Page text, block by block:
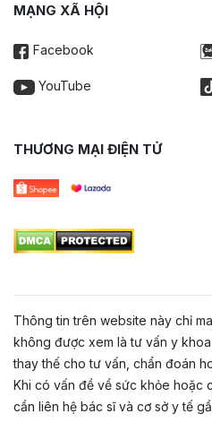
MẠNG XÃ HỘI
Facebook
YouTube
THƯƠNG MẠI ĐIỆN TỬ
Thông tin trên website này chỉ
không được xem là tư vấn y
thay thế cho tư vấn, chẩn đoán
Khi có vấn đề về sức khỏe hoặc
cần liên hệ bác sĩ và cơ sở y tế